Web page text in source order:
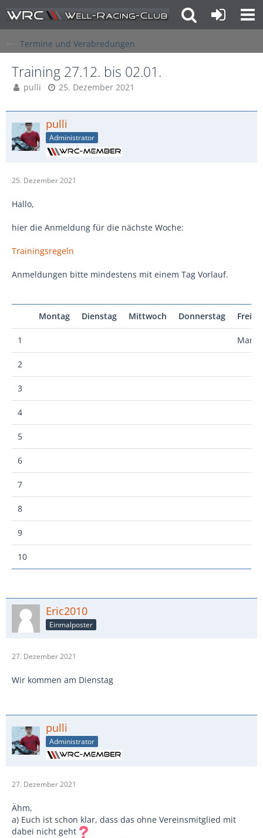
Termine und Verabredungen
Training 27.12. bis 02.01.
pulli 25. Dezember 2021
pulli
Administrator
25. Dezember 2021
Hallo,
hier die Anmeldung für die nächste Woche:
Trainingsregeln
Anmeldungen bitte mindestens mit einem Tag Vorlauf.
Montag Dienstag Mittwoch Donnerstag
1
2
3
4
5
6
7
8
9
10
Eric2010
Einmalposter
27. Dezember 2021
Wir kommen am Dienstag
pulli
Administrator
27. Dezember 2021
Ähm,
a) Euch ist schon klar, dass das ohne Vereinsmitglied mit
dabei nicht geht